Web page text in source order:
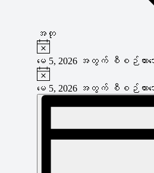
အတု
အဲ့
ဒါနဲ့
for
မေ
2026
Notice
မေ 5, 2026 အတွက် စီစဉ်ထားသ
Notice
မေ 5, 2026 အတွက် စီစဉ်ထားသ
Views
ပွဲ
Navigation